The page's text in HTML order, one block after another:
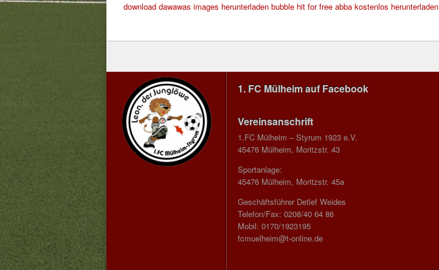
download dawawas images herunterladen bubble hit for free abba kostenlos herunterladen
1. FC Mülheim auf Facebook
Vereinsanschrift
1.FC Mülheim – Styrum 1923 e.V.
45476 Mülheim, Moritzstr. 43
Sportanlage:
45476 Mülheim, Moritzstr. 45a
Geschäftsführer Detlef Weides
Telefon/Fax: 0208/40 64 86
Mobil: 0170/1923195
fcmuelheim@t-online.de